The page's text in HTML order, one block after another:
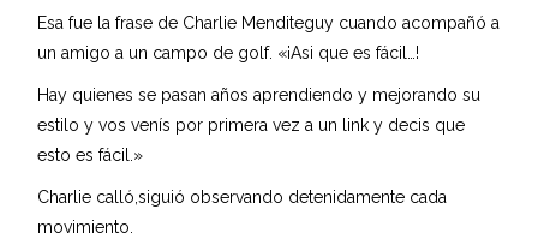
Esa fue la frase de Charlie Menditeguy cuando acompañó a
un amigo a un campo de golf. «¡Asi que es fácil…!
Hay quienes se pasan años aprendiendo y mejorando su
estilo y vos venís por primera vez a un link y decis que
esto es fácil.»
Charlie calló,siguió observando detenidamente cada
movimiento.